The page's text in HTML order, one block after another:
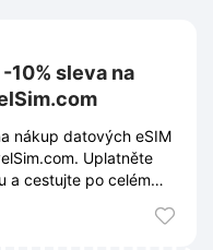
10% sleva na
nákup datových eSIM
Uplatněte
a cestujte po celém